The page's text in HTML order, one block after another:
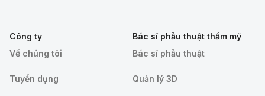
Công ty
Về chúng tôi
Tuyển dụng
Bác sĩ phẫu thuật thẩm mỹ
Bác sĩ phẫu thuật
Quản lý 3D